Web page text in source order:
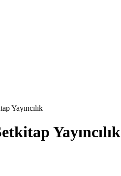
Yayıncılık
Yayıncılık